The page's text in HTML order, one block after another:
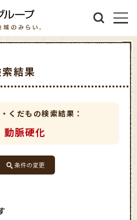
結果
くだもの検索結果：
動脈硬化
条件の変更